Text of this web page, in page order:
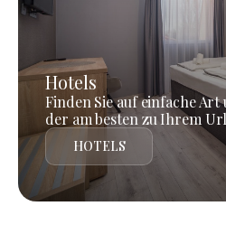
Hotels
Finden Sie auf einfache Art
der am besten zu Ihrem
HOTELS